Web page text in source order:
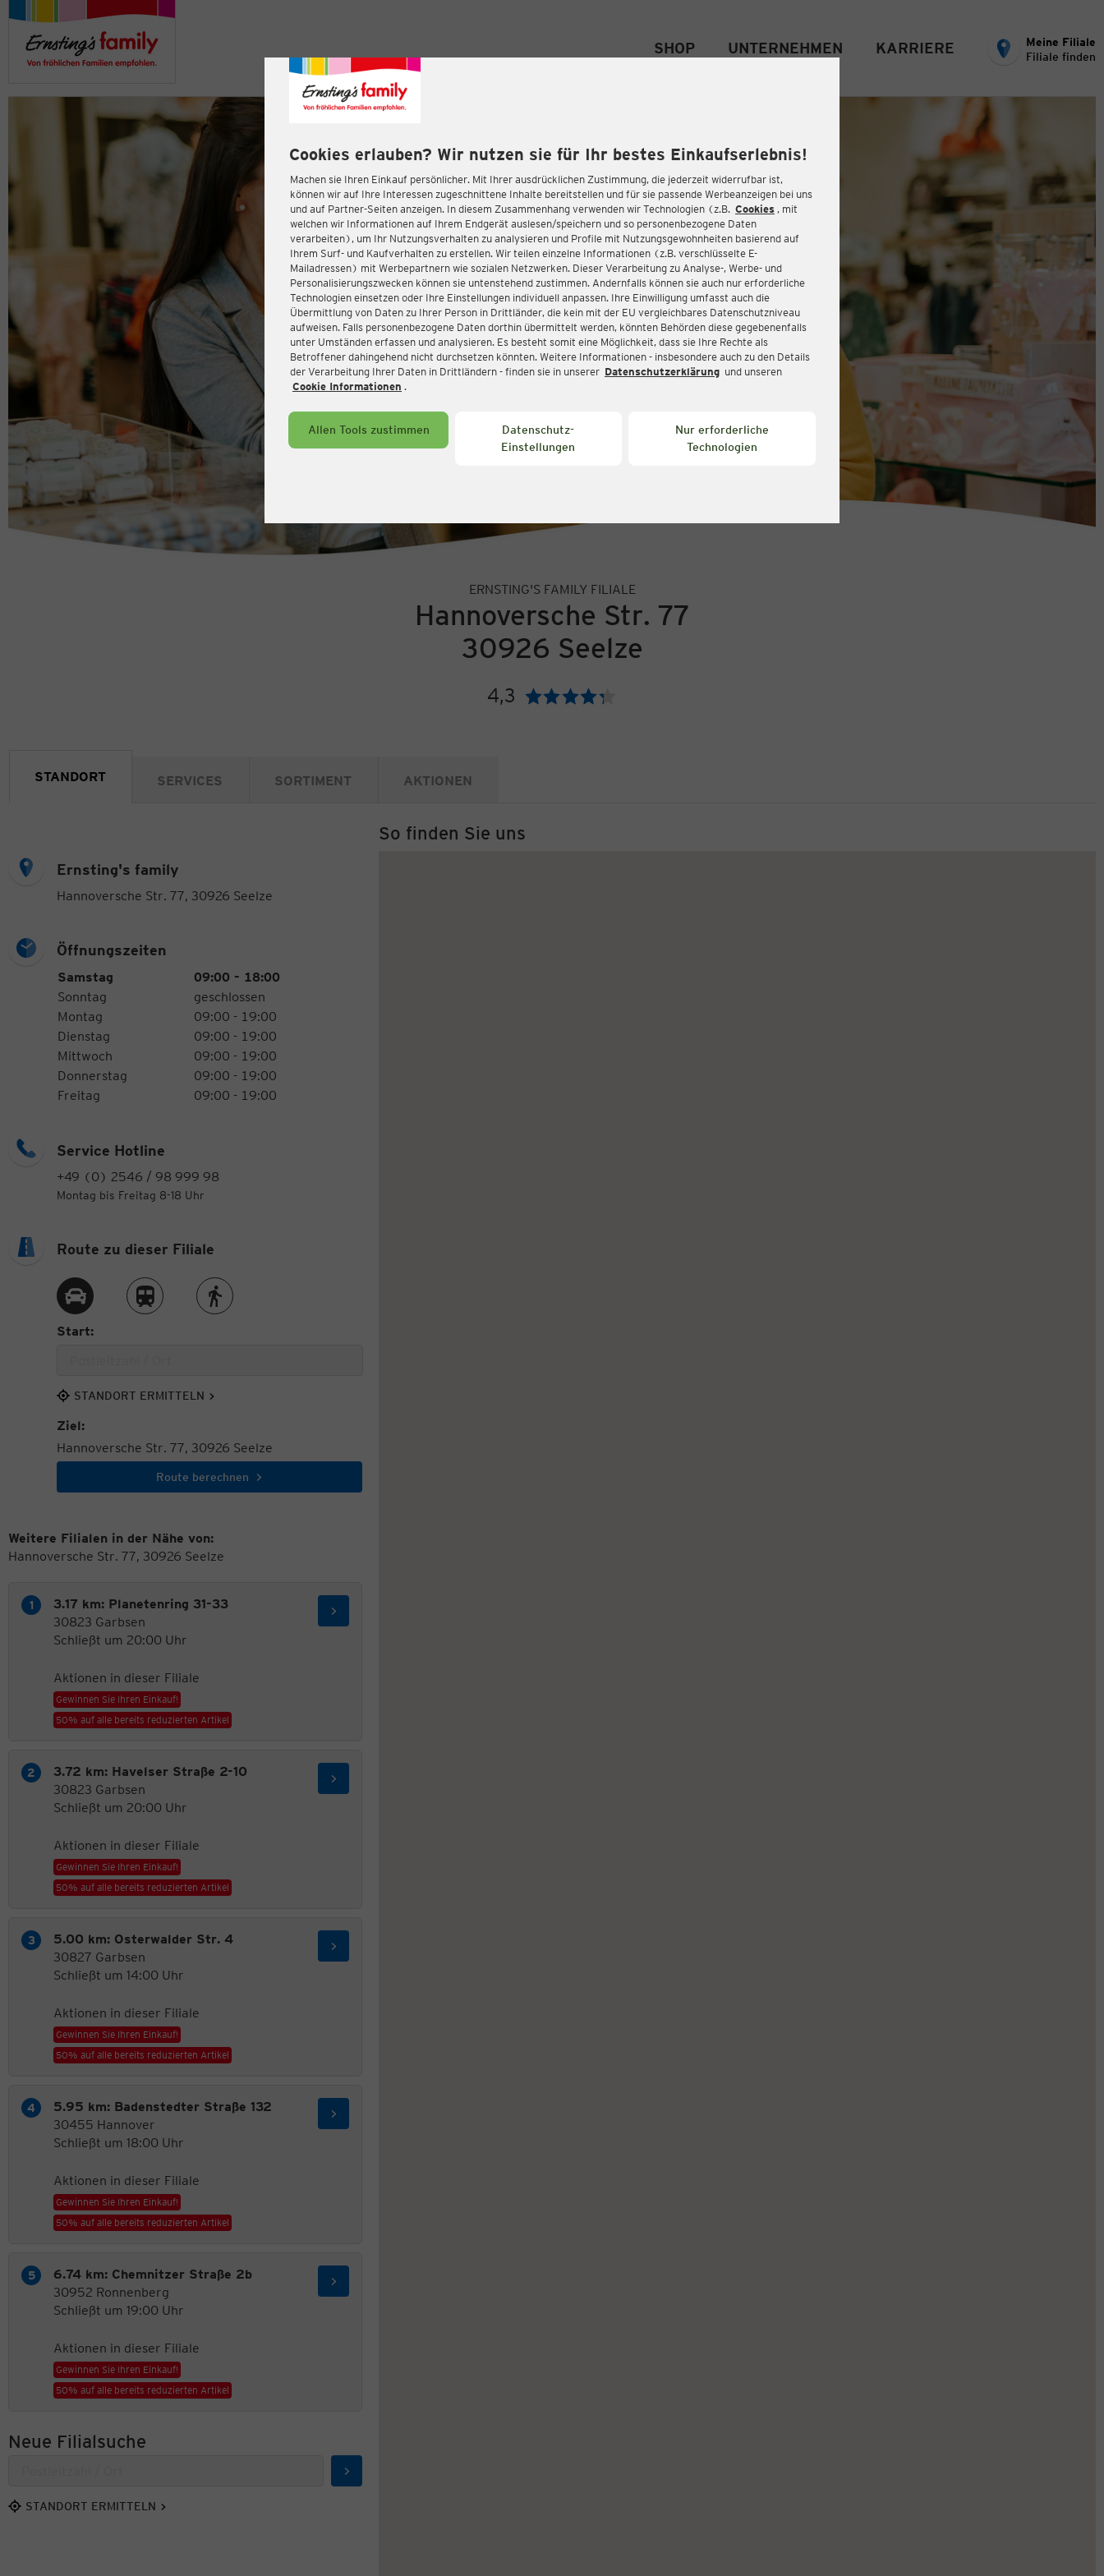
Cookies erlauben? Wir nutzen sie für Ihr bestes Einkaufserlebnis!
Machen sie Ihren Einkauf persönlicher. Mit Ihrer ausdrücklichen Zustimmung, die jederzeit widerrufbar ist,
können wir auf Ihre Interessen zugeschnittene Inhalte bereitstellen und für sie passende Werbeanzeigen bei uns
und auf Partner-Seiten anzeigen. In diesem Zusammenhang verwenden wir Technologien (z.B. Cookies , mit
welchen wir Informationen auf Ihrem Endgerät auslesen/speichern und so personenbezogene Daten
verarbeiten), um Ihr Nutzungsverhalten zu analysieren und Profile mit Nutzungsgewohnheiten basierend auf
Ihrem Surf- und Kaufverhalten zu erstellen. Wir teilen einzelne Informationen (z.B. verschlüsselte E-
Mailadressen) mit Werbepartnern wie sozialen Netzwerken. Dieser Verarbeitung zu Analyse-, Werbe- und
Personalisierungszwecken können sie untenstehend zustimmen. Andernfalls können sie auch nur erforderliche
Technologien einsetzen oder Ihre Einstellungen individuell anpassen. Ihre Einwilligung umfasst auch die
Übermittlung von Daten zu Ihrer Person in Drittländer, die kein mit der EU vergleichbares Datenschutzniveau
aufweisen. Falls personenbezogene Daten dorthin übermittelt werden, könnten Behörden diese gegebenenfalls
unter Umständen erfassen und analysieren. Es besteht somit eine Möglichkeit, dass sie Ihre Rechte als
Betroffener dahingehend nicht durchsetzen könnten. Weitere Informationen - insbesondere auch zu den Details
der Verarbeitung Ihrer Daten in Drittländern - finden sie in unserer Datenschutzerklärung und unseren
Cookie Informationen .
Allen Tools zustimmen
Datenschutz-
Einstellungen
Nur erforderliche
Technologien
SHOP UNTERNEHMEN KARRIERE
Meine Filiale
Filiale finden
ERNSTING'S FAMILY FILIALE
Hannoversche Str. 77
30926 Seelze
4,3 Bewertung:
STANDORT SERVICES SORTIMENT AKTIONEN
Ernsting's family
Hannoversche Str. 77, 30926 Seelze
Öffnungszeiten
Öffnungszeiten
Wochentag
Samstag
09:00 - 18:00
Sonntag
geschlossen
Montag
09:00 - 19:00
Dienstag
09:00 - 19:00
Mittwoch
09:00 - 19:00
Donnerstag
09:00 - 19:00
Freitag
09:00 - 19:00
Service Hotline
+49 (0) 2546 / 98 999 98
Montag bis Freitag 8-18 Uhr
So finden Sie uns
Route zu dieser Filiale
Route per AutoRoute per ZugRoute zu Fuß
Start:
STANDORT ERMITTELN
Ziel:
Hannoversche Str. 77, 30926 Seelze
Route berechnen
Weitere Filialen in der Nähe von:
Hannoversche Str. 77, 30926 Seelze
3.17 km: Planetenring 31-33
30823 Garbsen
Schließt um 20:00 Uhr
Aktionen in dieser Filiale
Gewinnen Sie Ihren Einkauf!
50% auf alle bereits reduzierten Artikel
3.72 km: Havelser Straße 2-10
30823 Garbsen
Schließt um 20:00 Uhr
Aktionen in dieser Filiale
Gewinnen Sie Ihren Einkauf!
50% auf alle bereits reduzierten Artikel
5.00 km: Osterwalder Str. 4
30827 Garbsen
Schließt um 14:00 Uhr
Aktionen in dieser Filiale
Gewinnen Sie Ihren Einkauf!
50% auf alle bereits reduzierten Artikel
5.95 km: Badenstedter Straße 132
30455 Hannover
Schließt um 18:00 Uhr
Aktionen in dieser Filiale
Gewinnen Sie Ihren Einkauf!
50% auf alle bereits reduzierten Artikel
6.74 km: Chemnitzer Straße 2b
30952 Ronnenberg
Schließt um 19:00 Uhr
Aktionen in dieser Filiale
Gewinnen Sie Ihren Einkauf!
50% auf alle bereits reduzierten Artikel
Neue Filialsuche
Suchen
STANDORT ERMITTELN